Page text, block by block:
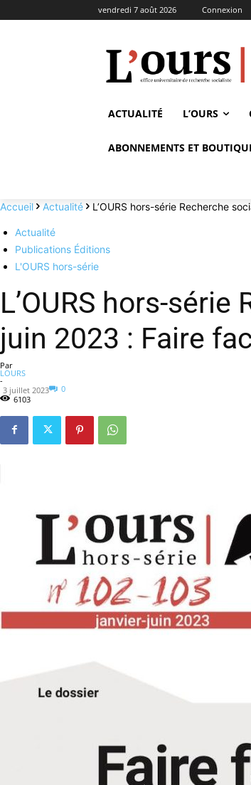
vendredi 7 août 2026 Connexion
ACTUALITÉ L’OURS
ABONNEMENTS ET
Accueil Actualité L’OURS hors-série Recherche
Actualité
Publications Éditions
L'OURS hors-série
L’OURS hors-
juin 2023 : Faire
Par
LOURS
-
3 juillet 2023
0
6103